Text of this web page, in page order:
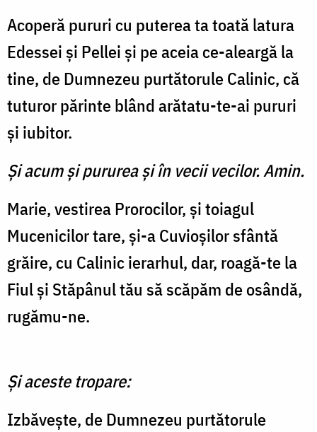
Acoperă pururi cu puterea ta toată latura
Edessei și Pellei și pe aceia ce-aleargă la
tine, de Dumnezeu purtătorule Calinic, că
tuturor părinte blând arătatu-te-ai pururi
și iubitor.
Şi acum şi pururea şi în vecii vecilor. Amin.
Marie, vestirea Prorocilor, și toiagul
Mucenicilor tare, și-a Cuvioșilor sfântă
grăire, cu Calinic ierarhul, dar, roagă-te la
Fiul și Stăpânul tău să scăpăm de osândă,
rugămu-ne.
Și aceste tropare:
Izbăvește, de Dumnezeu purtătorule